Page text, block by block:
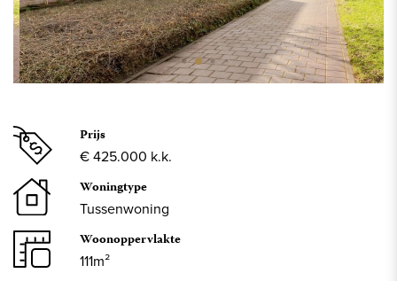
Prijs
€ 425.000 k.k.
Woningtype
Tussenwoning
Woonoppervlakte
111m²